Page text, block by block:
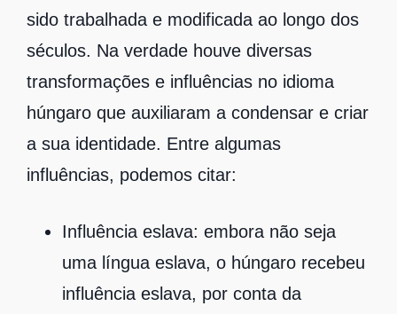
sido trabalhada e modificada ao longo dos
séculos. Na verdade houve diversas
transformações e influências no idioma
húngaro que auxiliaram a condensar e criar
a sua identidade. Entre algumas
influências, podemos citar:
Influência eslava: embora não seja
uma língua eslava, o húngaro recebeu
influência eslava, por conta da